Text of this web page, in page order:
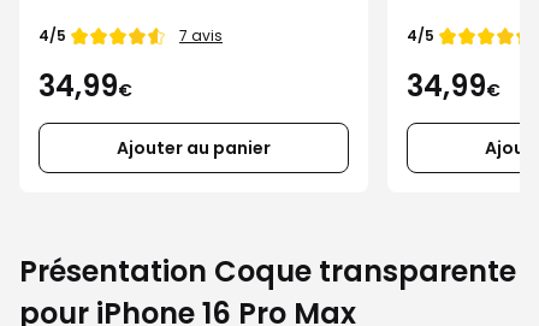
MagSafe pour
iPhone 16 Pro Max
Note de
4/5 7 avis
34,99€
Ajouter au panier
Pro Max
Note de
4/5
34,99€
Présentation Coque transparente
pour iPhone 16 Pro Max